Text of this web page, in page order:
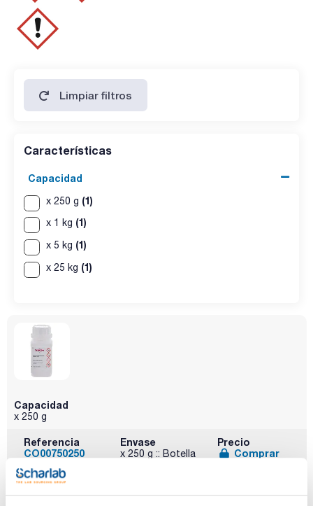
Limpiar filtros
Características
Capacidad
x 250 g (1)
x 1 kg (1)
x 5 kg (1)
x 25 kg (1)
Capacidad
x 250 g
Referencia
CO00750250
Envase
x 250 g :: Botella
Precio
Comprar
Disponibilidad
Ver stock